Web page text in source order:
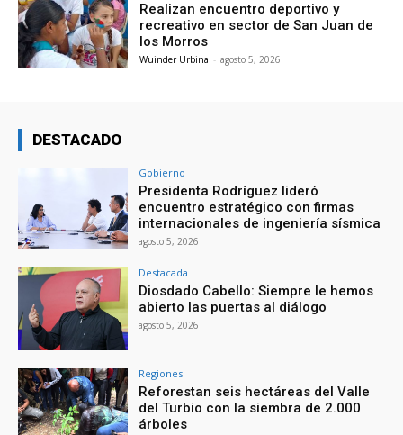
Realizan encuentro deportivo y
recreativo en sector de San Juan de
los Morros
Wuinder Urbina - agosto 5, 2026
DESTACADO
Gobierno
Presidenta Rodríguez lideró
encuentro estratégico con firmas
internacionales de ingeniería sísmica
agosto 5, 2026
Destacada
Diosdado Cabello: Siempre le hemos
abierto las puertas al diálogo
agosto 5, 2026
Regiones
Reforestan seis hectáreas del Valle
del Turbio con la siembra de 2.000
árboles